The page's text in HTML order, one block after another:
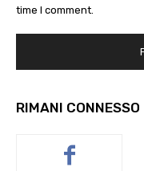
time I comment.
RIMANI CONNESSO